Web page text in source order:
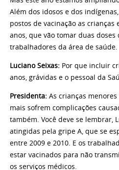
Além dos idosos e dos
postos de vacinação as crianças
anos, que vão tomar duas doses
trabalhadores da área de saúde.
Luciano Seixas: Por que incluir
anos, grávidas e o pessoal da
Presidenta: As crianças
mais sofrem complicações
também. Você deve se lembrar,
atingidas pela gripe A, que se
entre 2009 e 2010. E os
estar vacinados para não
os serviços médicos.